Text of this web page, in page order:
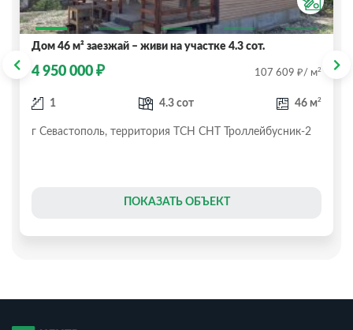
Дом 46 м² заезжай – живи на участке 4.3 сот.
4 950 000 ₽ 107 609 ₽/ м2
1 4.3 сот 46 м2
г Севастополь, территория ТСН СНТ Троллейбусник-2
ПОКАЗАТЬ ОБЪЕКТ